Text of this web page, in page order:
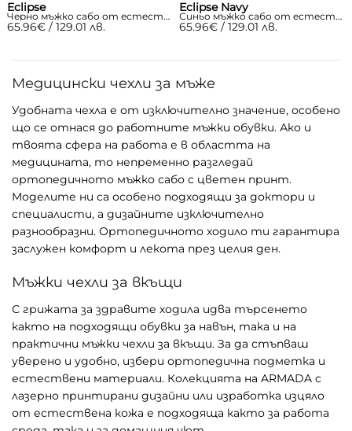
Eclipse
Черно мъжко сабо от естествена кожа с каишка
65.96€ / 129.01 лв.
Eclipse Navy
Синьо мъжко сабо от естествена кожа с каишка
65.96€ / 129.01 лв.
Медицински чехли за мъже
Удобната чехла е от изключително значение, особено
що се отнася до работните мъжки обувки. Ако и
твоята сфера на работа е в областта на
медицината, то непременно разгледай
ортопедичното мъжко сабо с цветен принт.
Моделите ни са особено подходящи за доктори и
специалисти, а дизайните изключително
разнообразни. Ортопедичното ходило ти гарантира
заслужен комфорт и лекота през целия ден.
Мъжки чехли за вкъщи
С грижата за здравите ходила идва търсенето
както на подходящи обувки за навън, така и на
практични мъжки чехли за вкъщи. За да стъпваш
уверено и удобно, избери ортопедична подметка и
естествени материали. Колекцията на ARMADA с
лазерно принтирани дизайни или изработка изцяло
от естествена кожа е подходяща както за работа